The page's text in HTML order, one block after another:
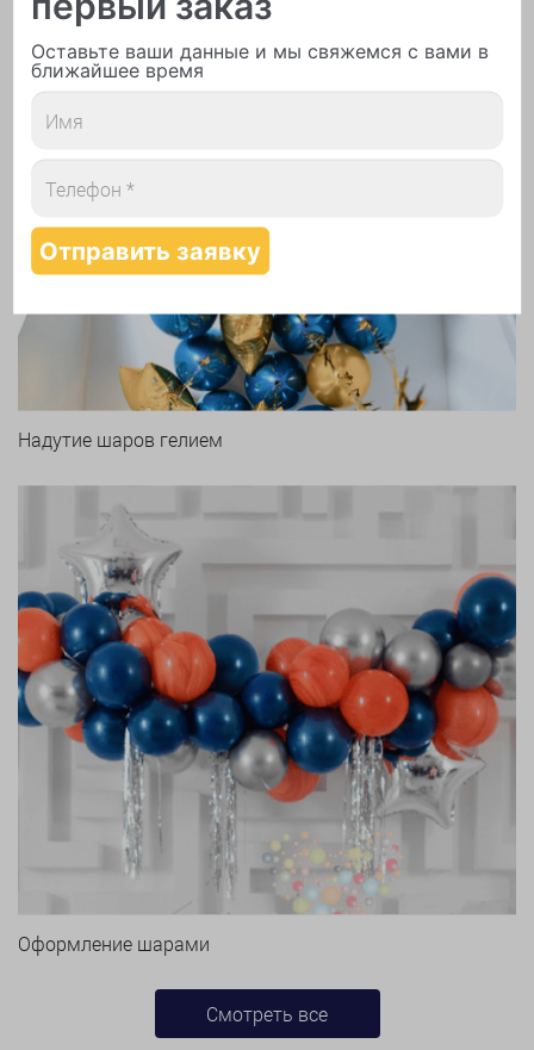
Печать логотипа
Арки и гирлянды из шаров
Надутие шаров гелием
Оформление шарами
Смотреть все
Оставьте ваши данные и мы свяжемся с вами в
ближайшее время